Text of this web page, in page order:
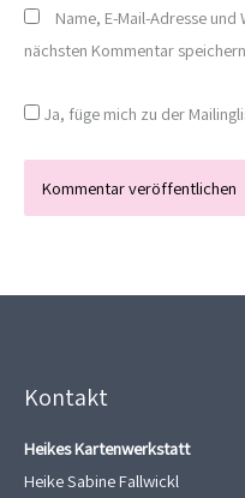
Name, E-Mail-Adresse
nächsten Kommentar
Ja, füge mich zu der
Kontakt
Heikes Kartenwerkstatt
Heike Sabine Fallwickl